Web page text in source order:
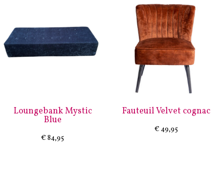
Loungebank Mystic
Blue
€84,95
Fauteuil Velvet cognac
€49,95